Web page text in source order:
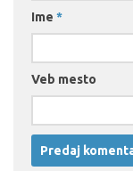
Ime *
Veb mesto